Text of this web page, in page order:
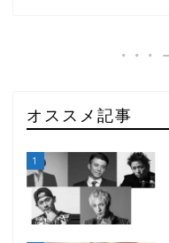
オススメ記事
1